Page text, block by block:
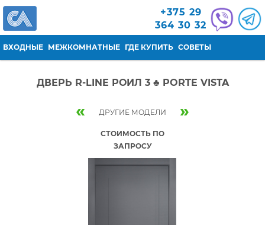
Перейти к основному содержанию+375 29
364 30 32
ВХОДНЫЕ МЕЖКОМНАТНЫЕ ГДЕ КУПИТЬ СОВЕТЫ
ДВЕРЬ R-LINE РОИЛ 3 ♣ PORTE VISTA
« ДРУГИЕ МОДЕЛИ »
СТОИМОСТЬ ПО
ЗАПРОСУ